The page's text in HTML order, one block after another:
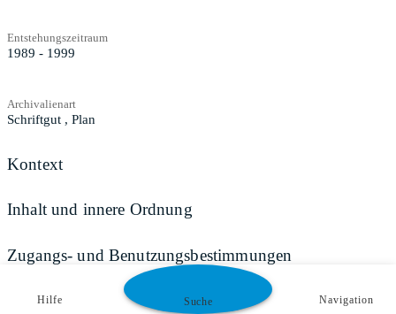
Entstehungszeitraum
1989 - 1999
Archivalienart
Schriftgut , Plan
Kontext
Inhalt und innere Ordnung
Zugangs- und Benutzungsbestimmungen
Hilfe Suche Navigation